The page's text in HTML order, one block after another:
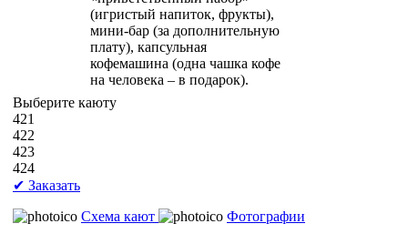
(игристый напиток, фрукты),
мини-бар (за дополнительную
плату), капсульная
кофемашина (одна чашка кофе
на человека – в подарок).
Выберите каюту
421
422
423
424
✔ Заказать
Схема кают
Фотографии